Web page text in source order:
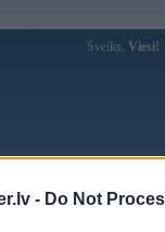
- Do Not
Sveiks, Viesi!
Forums Galerijas